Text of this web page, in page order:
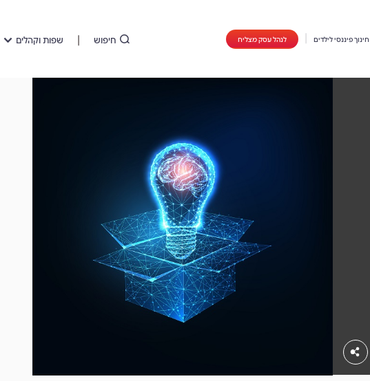
חינוך פיננסי לילדים לנהל עסק מצליח חיפוש שפות וקהלים